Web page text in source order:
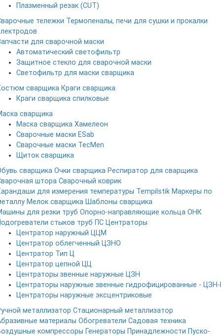
Плазменный резак (CUT)
тележки Термопеналы, печи для сушки и прокалки
для сварочной маски
Автоматический светофильтр
Защитное стекло для сварочной маски
Светофильтр для маски сварщика
сварщика Краги сварщика
Краги сварщика спилковые
сварщика
Маска сварщика Хамелеон
Сварочные маски ESab
Сварочные маски TecMen
Щиток сварщика
сварщика Очки сварщика Респиратор для сварщика
штора Сварочный коврик
для измерения температуры Tempilstik Маркеры по
Мелок сварщика Шаблоны сварщика
для резки труб Опорно-направляющие кольца ОНК
стыков труб ПС Центраторы
Центратор наружный ЦЦМ
Центратор облегченный ЦЗНО
Центратор Тип Ц
Центратор цепной ЦЦ
Центраторы звенные наружные ЦЗН
Центраторы наружные звенные гидрофицированные - ЦЗН-
Центраторы наружные эксцентриковые
металлизатор Стационарный металлизатор
материалы Обогреватели Садовая техника
компрессоры Генераторы Принадлежности Пуско-